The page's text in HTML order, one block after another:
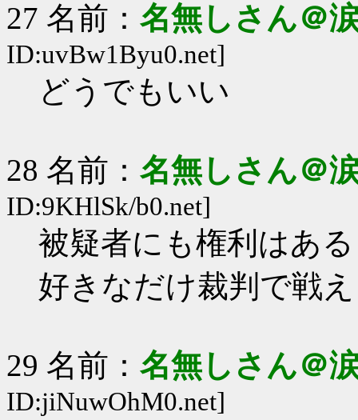
27 名前： 名無しさん＠
ID:uvBw1Byu0.net]
どうでもいい
28 名前： 名無しさん＠
ID:9KHlSk/b0.net]
被疑者にも権利はある
好きなだけ裁判で戦え
29 名前： 名無しさん＠
ID:jiNuwOhM0.net]